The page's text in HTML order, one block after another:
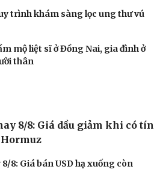
trình khám sàng lọc ung thư vú
mộ liệt sĩ ở Đồng Nai, gia đình ở
thân